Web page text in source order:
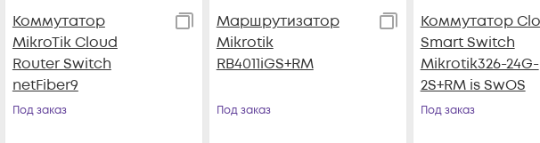
Коммутатор
MikroTik Cloud
Router Switch
netFiber9
Под заказ
Маршрутизатор
Mikrotik
RB4011iGS+RM
Под заказ
Коммутатор
Smart Switch
Mikrotik326-24G-
2S+RM is SwOS
Под заказ